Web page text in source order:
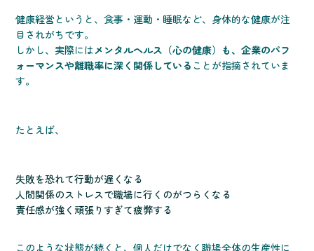
健康経営というと、食事・運動・睡眠など、身体的な健康が注
目されがちです。
しかし、実際にはメンタルヘルス（心の健康）も、企業のパフ
ォーマンスや離職率に深く関係している ことが指摘されていま
す。
たとえば、
失敗を恐れて行動が遅くなる
人間関係のストレスで職場に行くのがつらくなる
責任感が強く頑張りすぎて疲弊する
このような状態が続くと、個人だけでなく職場全体の生産性に